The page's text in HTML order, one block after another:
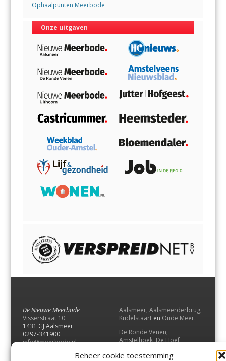
Beheer cookie toestemming
Ophaalpunten Meerbode
Onze uitgaven
De Nieuwe Meerbode
Visserstraat 10
1431 GJ Aalsmeer
0297-341900
info@meerbode.nl
Aalsmeer, Aalsmeerderbrug,
Kudelstaart en Oude Meer.
De Ronde Venen,
Amstelhoek,De Hoef,
Vrouwenakker,Waverveen